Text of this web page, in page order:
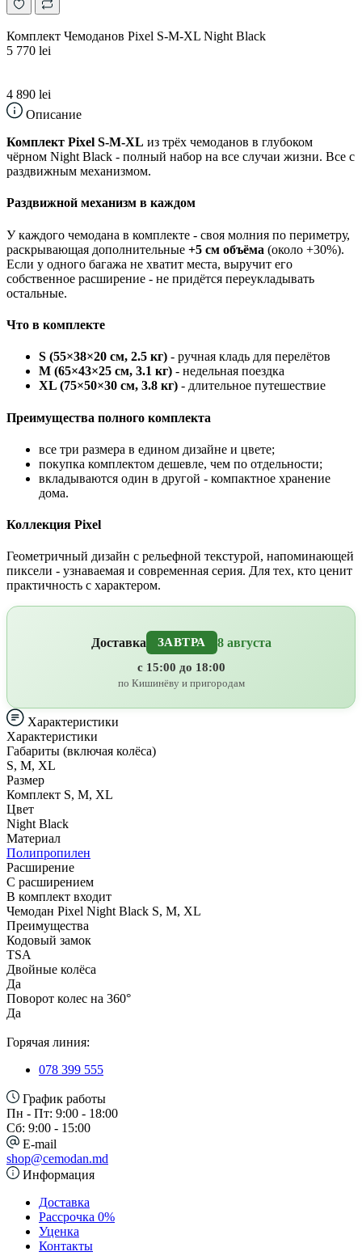
Комплект Чемоданов Pixel S-M-XL Night Black
5 770 lei
4 890 lei
Описание
Комплект Pixel S-M-XL из трёх чемоданов в глубоком
чёрном Night Black - полный набор на все случаи жизни. Все с
раздвижным механизмом.
Раздвижной механизм в каждом
У каждого чемодана в комплекте - своя молния по периметру,
раскрывающая дополнительные +5 см объёма (около +30%).
Если у одного багажа не хватит места, выручит его
собственное расширение - не придётся переукладывать
остальные.
Что в комплекте
S (55×38×20 см, 2.5 кг) - ручная кладь для перелётов
M (65×43×25 см, 3.1 кг) - недельная поездка
XL (75×50×30 см, 3.8 кг) - длительное путешествие
Преимущества полного комплекта
все три размера в едином дизайне и цвете;
покупка комплектом дешевле, чем по отдельности;
вкладываются один в другой - компактное хранение
дома.
Коллекция Pixel
Геометричный дизайн с рельефной текстурой, напоминающей
пиксели - узнаваемая и современная серия. Для тех, кто ценит
практичность с характером.
Доставка ЗАВТРА 8 августа
с 15:00 до 18:00
по Кишинёву и пригородам
Характеристики
Характеристики
Габариты (включая колёса)
S, M, XL
Размер
Комплект S, M, XL
Цвет
Night Black
Материал
Полипропилен
Расширение
С расширением
В комплект входит
Чемодан Pixel Night Black S, M, XL
Преимущества
Кодовый замок
TSA
Двойные колёса
Да
Поворот колес на 360°
Да
Горячая линия:
078 399 555
График работы
Пн - Пт: 9:00 - 18:00
Сб: 9:00 - 15:00
E-mail
shop@cemodan.md
Информация
Доставка
Рассрочка 0%
Уценка
Контакты